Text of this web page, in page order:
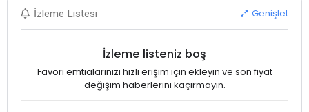
İzleme Listesi Genişlet
İzleme listeniz boş
Favori emtialarınızı hızlı erişim için ekleyin ve son fiyat
değişim haberlerini kaçırmayın.